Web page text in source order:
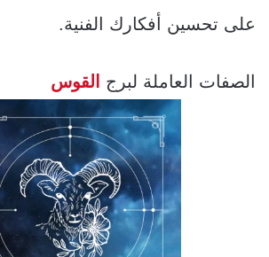
على تحسين أفكارك الفنية.
الصفات العاملة لبرج القوس